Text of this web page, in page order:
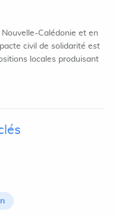
Calédonie et en
civil de solidarité est
locales produisant